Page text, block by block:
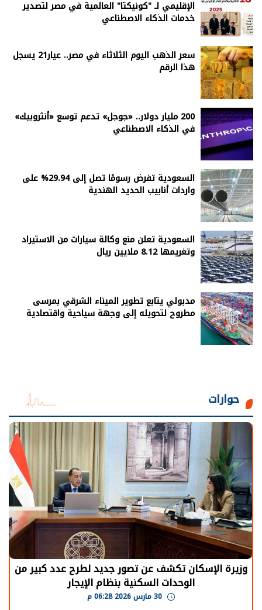
الإقليمي لـ "كونيكتا" العالمية في مصر لتصدير
خدمات الذكاء الاصطناعي
سعر الذهب اليوم الثلاثاء في مصر.. عيار21 يسجل
هذا الرقم
200 مليار دولار.. «جوجل» تدعم توسع «أنثروبيك»
في الذكاء الاصطناعي
السعودية تفرض رسومًا تصل إلى 29.94% على
واردات أنابيب الحديد الهندية
السعودية تعلن منع وكالة سيارات من الاستيراد
وتغريمها 8.12 ملايين ريال
مدبولي يتابع تطوير الميناء الشرقي بمرسى
مطروح لتحويله إلى وجهة سياحية واقتصادية
حوارات
وزيرة الإسكان تكشف عن تصور جديد لطرح عدد كبير من
الوحدات السكنية بنظام الإيجار